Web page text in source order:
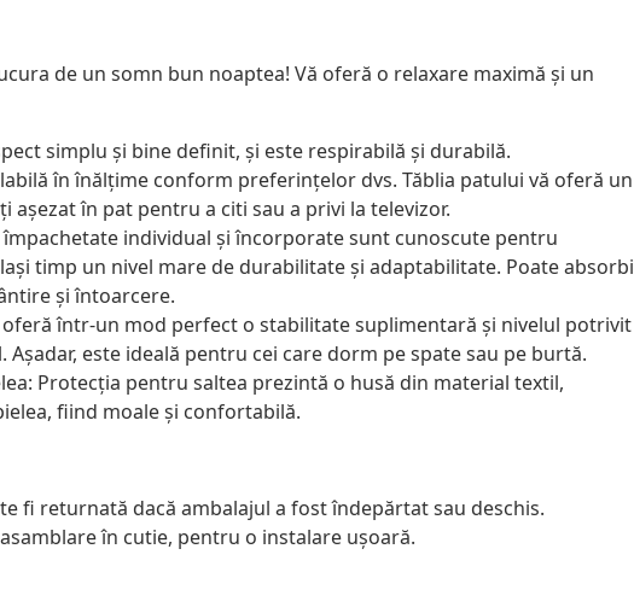
de un somn bun noaptea! Vă oferă o relaxare maximă și un
simplu și bine definit, și este respirabilă și durabilă.
în înălțime conform preferințelor dvs. Tăblia patului vă oferă un
în pat pentru a citi sau a privi la televizor.
individual și încorporate sunt cunoscute pentru
timp un nivel mare de durabilitate și adaptabilitate. Poate absorbi
și întoarcere.
într-un mod perfect o stabilitate suplimentară și nivelul potrivit
este ideală pentru cei care dorm pe spate sau pe burtă.
Protecția pentru saltea prezintă o husă din material textil,
fiind moale și confortabilă.
fi returnată dacă ambalajul a fost îndepărtat sau deschis.
în cutie, pentru o instalare ușoară.